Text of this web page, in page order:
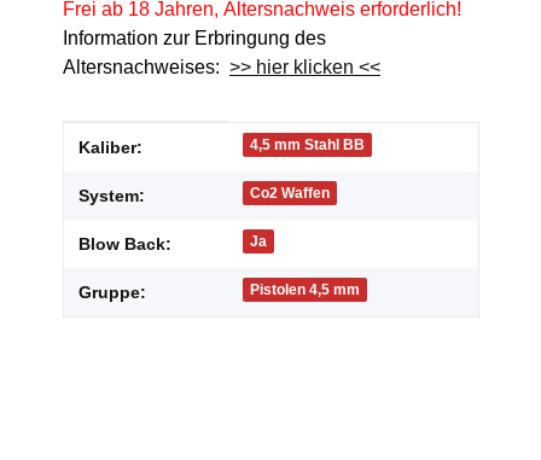
Frei ab 18 Jahren, Altersnachweis erforderlich!
Information zur Erbringung des
Altersnachweises: >> hier klicken <<
Produkteigenschaft
Wert
Kaliber: 4,5 mm Stahl BB
System: Co2 Waffen
Blow Back: Ja
Gruppe: Pistolen 4,5 mm